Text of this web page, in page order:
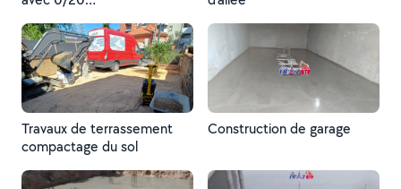
e finition avec gravier blanc
5/15
Travaux de terrassement
compactage du sol
Construction de garage